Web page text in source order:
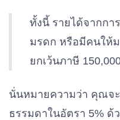
ทั้งนี้ รายได้จากกา
มรดก หรือมีคนให้
ยกเว้นภาษี
นั่นหมายความว่า คุณจ
ธรรมดาในอัตรา 5% ด้